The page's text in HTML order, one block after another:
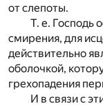
от слепоты.
Т. е. Господь
смирения, для
действительно
оболочкой,
грехопадения
И в связи с